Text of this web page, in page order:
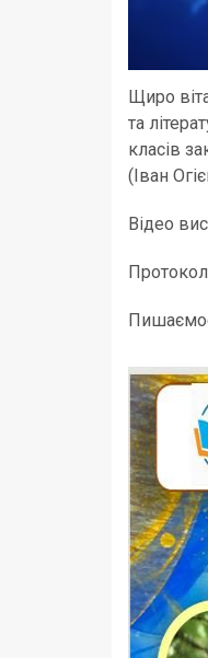
Щиро
та
класів
(Іван
Відео